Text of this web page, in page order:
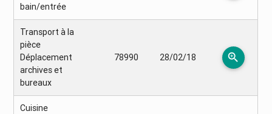
bain/entrée
Transport à la
pièce
Déplacement
archives et
bureaux
78990 28/02/18 zoom_in
Cuisine